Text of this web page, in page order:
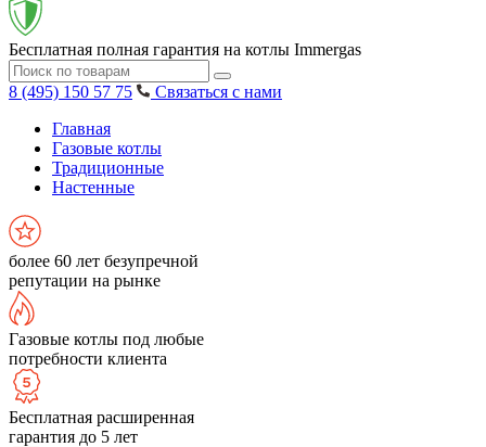
Бесплатная полная гарантия на котлы Immergas
8 (495) 150 57 75
Связаться с нами
Главная
Газовые котлы
Традиционные
Настенные
более 60 лет безупречной
репутации на рынке
Газовые котлы под любые
потребности клиента
Бесплатная расширенная
гарантия до 5 лет